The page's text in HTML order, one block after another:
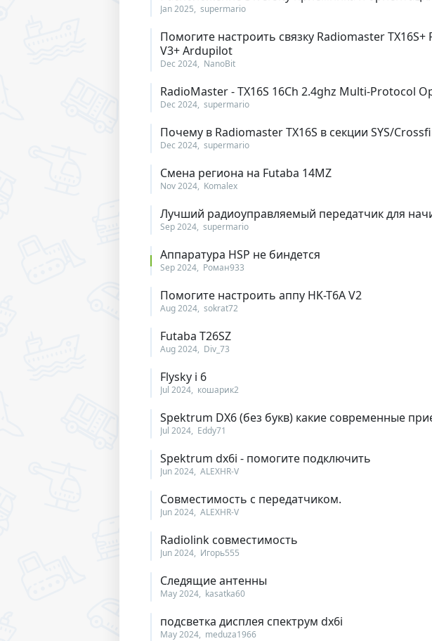
Jan 2025 supermario
Помогите настроить связку Radiomaster
V3+ Ardupilot
Dec 2024 NanoBit
RadioMaster - TX16S 16Ch 2.4ghz Multi-Protocol
Dec 2024 supermario
Почему в Radiomaster TX16S в секции SYS/
Dec 2024 supermario
Смена региона на Futaba 14MZ
Nov 2024 Komalex
Лучший радиоуправляемый передатчик для
Sep 2024 supermario
Аппаратура HSP не биндется
Sep 2024 Роман933
Помогите настроить аппу HK-T6A V2
Aug 2024 sokrat72
Futaba T26SZ
Aug 2024 Div_73
Flysky i 6
Jul 2024 кошарик2
Spektrum DX6 (без букв) какие современные
Jul 2024 Eddy71
Spektrum dx6i - помогите подключить
Jun 2024 ALEXHR-V
Совместимость с передатчиком.
Jun 2024 ALEXHR-V
Radiolink совместимость
Jun 2024 Игорь555
Следящие антенны
May 2024 kasatka60
подсветка дисплея спектрум dx6i
May 2024 meduza1966